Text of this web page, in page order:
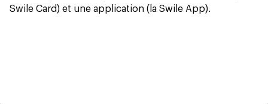
Swile Card) et une application (la Swile App).